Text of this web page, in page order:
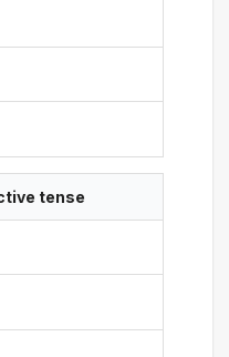
tense